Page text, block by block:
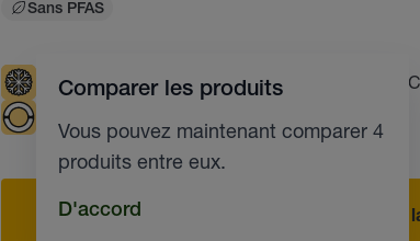
Sans PFAS
Températures basses Indicateur UV
Ajouter à
Comparer les produits
Vous pouvez maintenant comparer 4
produits entre eux.
D'accord